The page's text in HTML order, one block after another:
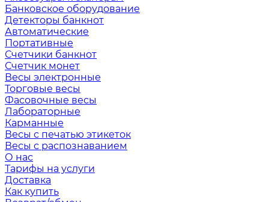
Банковское оборудование
Детекторы банкнот
Автоматические
Портативные
Счетчики банкнот
Счетчик монет
Весы электронные
Торговые весы
Фасовочные весы
Лабораторные
Карманные
Весы с печатью этикеток
Весы с распознаванием
О нас
Тарифы на услуги
Доставка
Как купить